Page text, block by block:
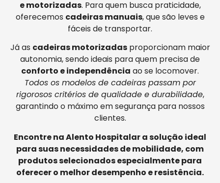
e motorizadas. Para quem busca praticidade,
oferecemos cadeiras manuais, que são leves e
fáceis de transportar.
Já as cadeiras motorizadasproporcionam maior
autonomia, sendo ideais para quem precisa de
conforto e independência ao se locomover.
Todos os modelos de cadeiras passam por
rigorosos critérios de qualidade e durabilidade,
garantindo o máximo em segurança para nossos
clientes.
Encontre na Alento Hospitalar a solução ideal
para suas necessidades de mobilidade, com
produtos selecionados especialmente para
oferecer o melhor desempenho e resistência.